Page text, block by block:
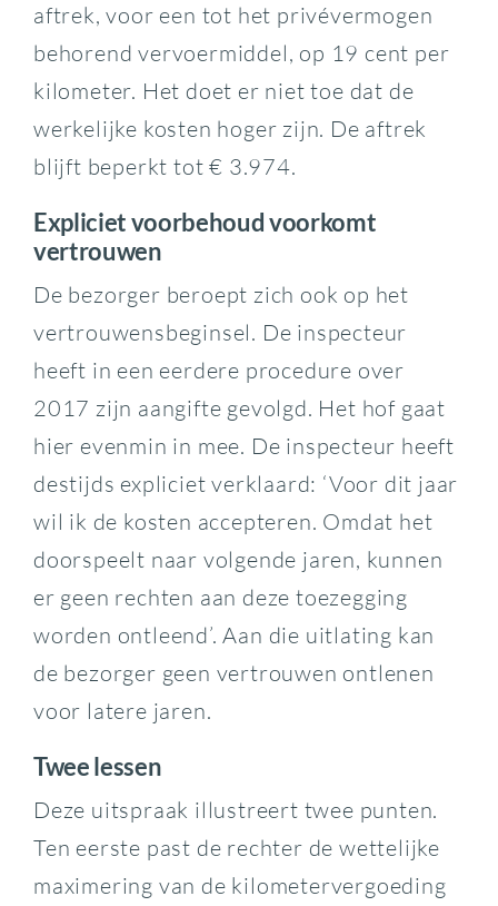
aftrek, voor een tot het privévermogen
behorend vervoermiddel, op 19 cent per
kilometer. Het doet er niet toe dat de
werkelijke kosten hoger zijn. De aftrek
blijft beperkt tot € 3.974.
Expliciet voorbehoud voorkomt
vertrouwen
De bezorger beroept zich ook op het
vertrouwensbeginsel. De inspecteur
heeft in een eerdere procedure over
2017 zijn aangifte gevolgd. Het hof gaat
hier evenmin in mee. De inspecteur heeft
destijds expliciet verklaard: ‘Voor dit jaar
wil ik de kosten accepteren. Omdat het
doorspeelt naar volgende jaren, kunnen
er geen rechten aan deze toezegging
worden ontleend’. Aan die uitlating kan
de bezorger geen vertrouwen ontlenen
voor latere jaren.
Twee lessen
Deze uitspraak illustreert twee punten.
Ten eerste past de rechter de wettelijke
maximering van de kilometervergoeding